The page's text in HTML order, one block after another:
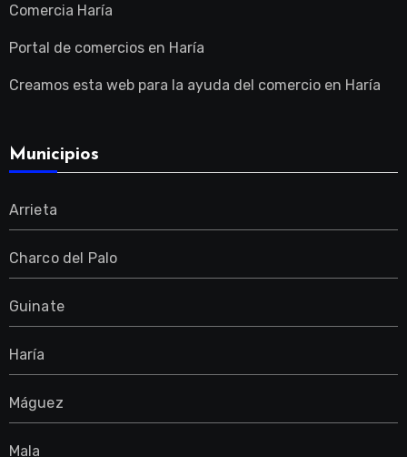
Comercia Haría
Portal de comercios en Haría
Creamos esta web para la ayuda del comercio en Haría
Municipios
Arrieta
Charco del Palo
Guinate
Haría
Máguez
Mala